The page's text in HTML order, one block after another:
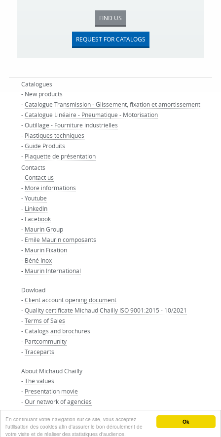
Ok
En continuant votre navigation sur ce site, vous acceptez
l'utilisation des cookies afin d'assurer le bon déroulement de
votre visite et de réaliser des statistiques d'audience.
FIND US
REQUEST FOR CATALOGS
Catalogues
- New products
-Catalogue Transmission - Glissement, fixation et amortissement
-Catalogue Linéaire - Pneumatique - Motorisation
-Outillage - Fourniture industrielles
- Plastiques techniques
-Guide Produits
- Plaquette de présentation
Contacts
-Contact us
- More informations
-Youtube
- LinkedIn
- Facebook
- Maurin Group
- Emile Maurin composants
- Maurin Fixation
- Béné Inox
- Maurin International
Dowload
-Client account opening document
-Quality certificate Michaud Chailly ISO 9001:2015 - 10/2021
-Terms of Sales
-Catalogs and brochures
- Partcommunity
-Traceparts
About Michaud Chailly
-The values
- Presentation movie
-Our network of agencies
-Our partners
© MAURIN GROUP - All right reserved